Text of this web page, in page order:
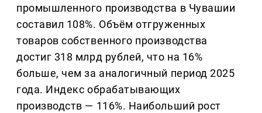
промышленного производства в Чувашии
составил 108%. Объём отгруженных
товаров собственного производства
достиг 318 млрд рублей, что на 16%
больше, чем за аналогичный период 2025
года. Индекс обрабатывающих
производств — 116%. Наибольший рост